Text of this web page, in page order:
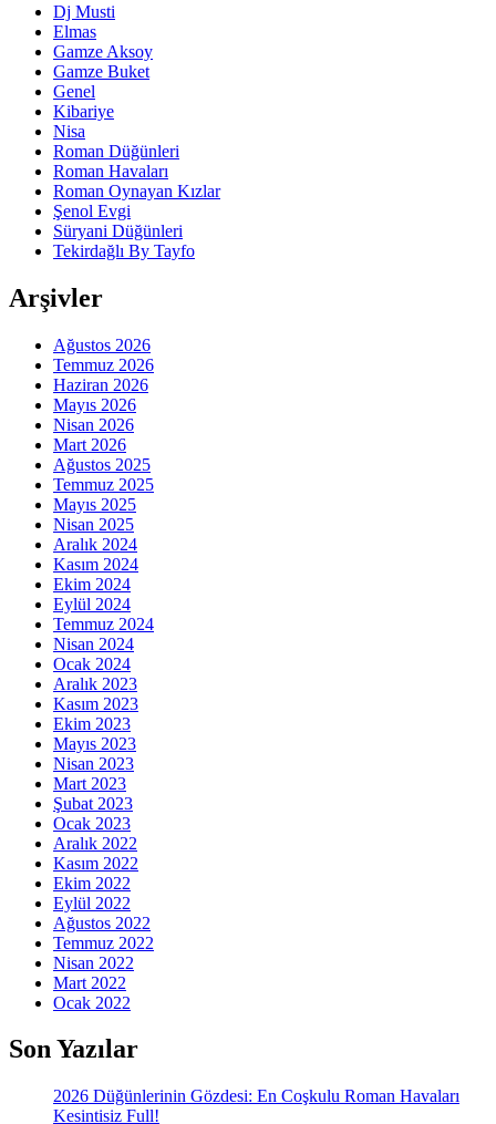
Dj Musti
Elmas
Gamze Aksoy
Gamze Buket
Genel
Kibariye
Nisa
Roman Düğünleri
Roman Havaları
Roman Oynayan Kızlar
Şenol Evgi
Süryani Düğünleri
Tekirdağlı By Tayfo
Arşivler
Ağustos 2026
Temmuz 2026
Haziran 2026
Mayıs 2026
Nisan 2026
Mart 2026
Ağustos 2025
Temmuz 2025
Mayıs 2025
Nisan 2025
Aralık 2024
Kasım 2024
Ekim 2024
Eylül 2024
Temmuz 2024
Nisan 2024
Ocak 2024
Aralık 2023
Kasım 2023
Ekim 2023
Mayıs 2023
Nisan 2023
Mart 2023
Şubat 2023
Ocak 2023
Aralık 2022
Kasım 2022
Ekim 2022
Eylül 2022
Ağustos 2022
Temmuz 2022
Nisan 2022
Mart 2022
Ocak 2022
Son Yazılar
2026 Düğünlerinin Gözdesi: En Coşkulu Roman Havaları
Kesintisiz Full!